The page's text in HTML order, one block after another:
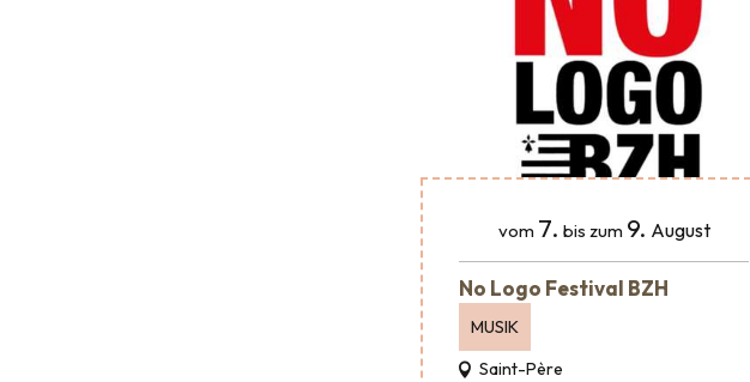
vom 7. bis zum 9. August
No Logo Festival BZH
MUSIK
Saint-Père